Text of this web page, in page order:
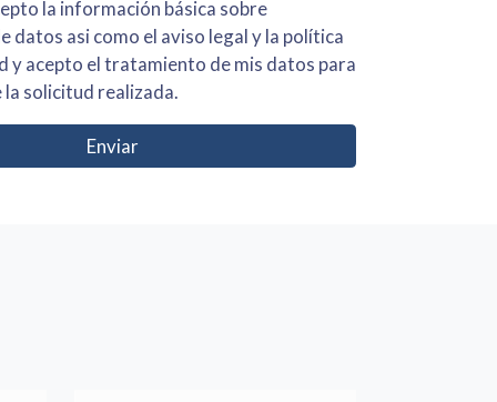
sobre
legal y la política
solicitud realizada.
Enviar